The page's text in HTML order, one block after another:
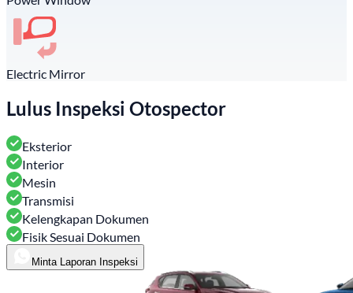
Electric Mirror
Lulus Inspeksi Otospector
Eksterior
Interior
Mesin
Transmisi
Kelengkapan Dokumen
Fisik Sesuai Dokumen
Minta Laporan Inspeksi